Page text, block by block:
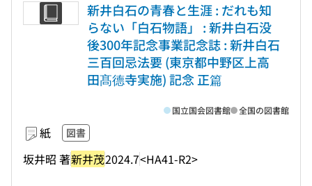
新井白石の青春と生涯 : だれも知
らない「白石物語」 : 新井白石没
後300年記念事業記念誌 : 新井白石
三百回忌法要 (東京都中野区上高
田髙德寺実施) 記念 正篇
紙 図書
坂井昭 著新井茂2024.7<HA41-R2>
国立国会図書館 全国の図書館